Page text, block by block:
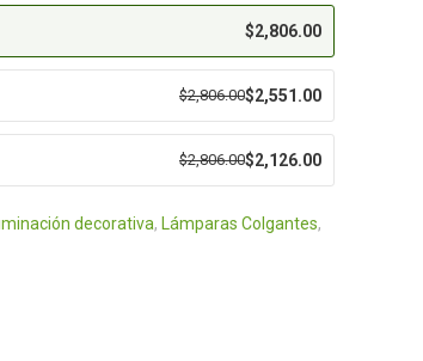
$2,806.00
$2,806.00$2,551.00
$2,806.00$2,126.00
decorativa, Lámparas Colgantes,